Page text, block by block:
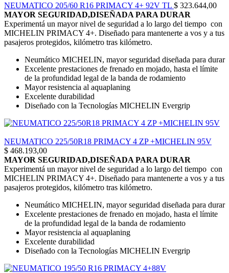
NEUMATICO 205/60 R16 PRIMACY 4+ 92V TL $ 323.644,00
MAYOR SEGURIDAD,DISEÑADA PARA DURAR
Experimentá un mayor nivel de seguridad a lo largo del tiempo con
MICHELIN PRIMACY 4+. Diseñado para mantenerte a vos y a tus
pasajeros protegidos, kilómetro tras kilómetro.
Neumático MICHELIN, mayor seguridad diseñada para durar
Excelente prestaciones de frenado en mojado, hasta el límite
de la profundidad legal de la banda de rodamiento
Mayor resistencia al aquaplaning
Excelente durabilidad
Diseñado con la Tecnologías MICHELIN Evergrip
NEUMATICO 225/50R18 PRIMACY 4 ZP +MICHELIN 95V
$ 468.193,00
MAYOR SEGURIDAD,DISEÑADA PARA DURAR
Experimentá un mayor nivel de seguridad a lo largo del tiempo con
MICHELIN PRIMACY 4+. Diseñado para mantenerte a vos y a tus
pasajeros protegidos, kilómetro tras kilómetro.
Neumático MICHELIN, mayor seguridad diseñada para durar
Excelente prestaciones de frenado en mojado, hasta el límite
de la profundidad legal de la banda de rodamiento
Mayor resistencia al aquaplaning
Excelente durabilidad
Diseñado con la Tecnologías MICHELIN Evergrip